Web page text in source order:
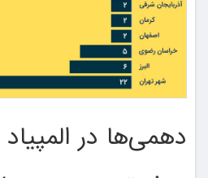
دهمی‌ها در